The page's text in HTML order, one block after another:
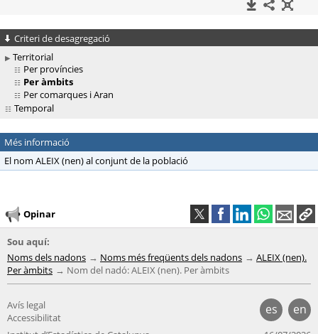
Criteri de desagregació
Territorial
Per províncies
Per àmbits
Per comarques i Aran
Temporal
Més informació
El nom ALEIX (nen) al conjunt de la població
Opinar
Sou aquí:
Noms dels nadons
Noms més freqüents dels nadons
ALEIX (nen).
Per àmbits
Nom del nadó: ALEIX (nen). Per àmbits
es en
Avís legal
Accessibilitat